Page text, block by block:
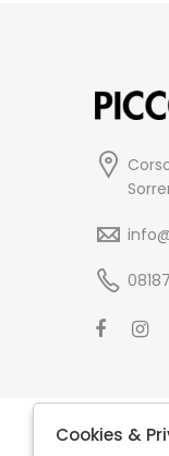
Cookies &